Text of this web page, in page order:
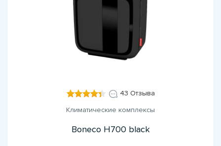
43 Отзыва
Климатические комплексы
Boneco H700 black